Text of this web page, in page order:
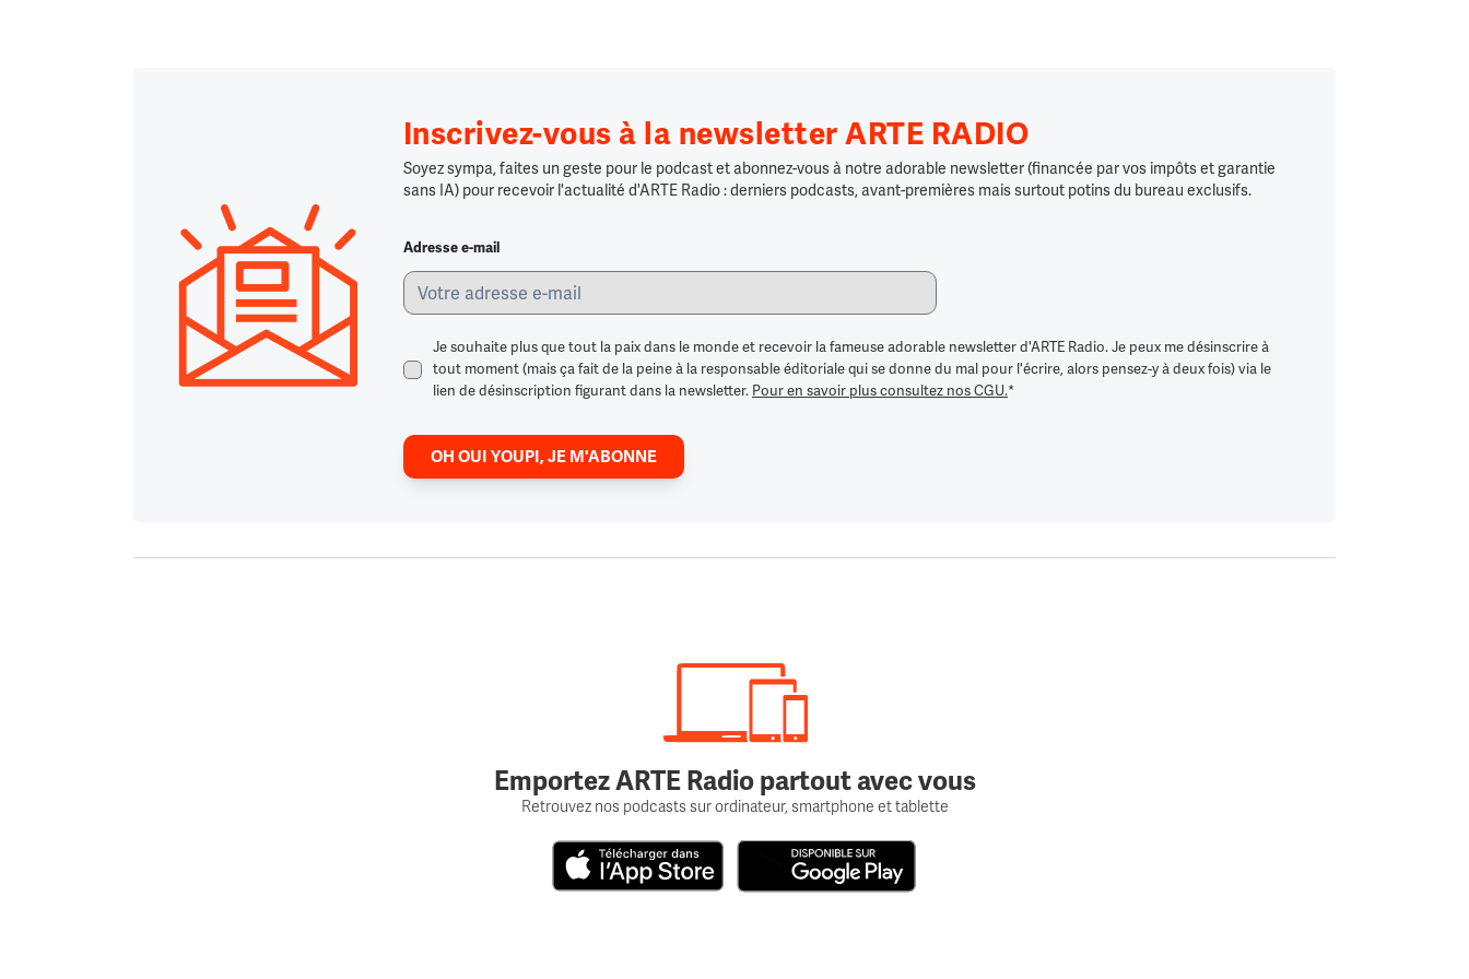
Inscrivez-vous à la newsletter ARTE RADIO
Soyez sympa, faites un geste pour le podcast et abonnez-vous à notre adorable newsletter (financée par vos impôts et garantie
sans IA) pour recevoir l'actualité d'ARTE Radio : derniers podcasts, avant-premières mais surtout potins du bureau exclusifs.
Adresse e-mail
Je souhaite plus que tout la paix dans le monde et recevoir la fameuse adorable newsletter d'ARTE Radio. Je peux me désinscrire à
tout moment (mais ça fait de la peine à la responsable éditoriale qui se donne du mal pour l'écrire, alors pensez-y à deux fois) via le
lien de désinscription figurant dans la newsletter. Pour en savoir plus consultez nos CGU.*
OH OUI YOUPI, JE M'ABONNE
Emportez ARTE Radio partout avec vous
Retrouvez nos podcasts sur ordinateur, smartphone et tablette